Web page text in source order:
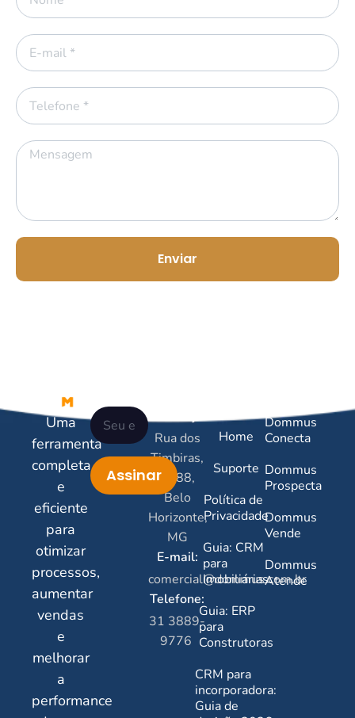
Enviar
Uma
ferramenta
completa
e
eficiente
para
otimizar
processos,
aumentar
vendas
e
melhorar
a
performance
Endereço:
Rua dos
Timbiras,
2788,
Belo
Horizonte,
MG
E-mail:
comercial@dommus.com.br
Telefone:
31 3889-
9776
Úteis
Home
Suporte
Política de
Privacidade
Guia: CRM
para
Imobiliárias
Guia: ERP
para
Construtoras
CRM para
incorporadora:
Guia de
Dommus
Conecta
Dommus
Prospecta
Dommus
Vende
Dommus
Atende
Assinar